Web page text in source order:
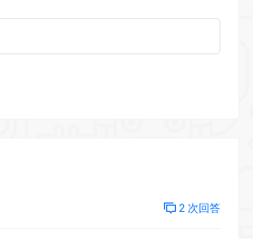
2 次回答